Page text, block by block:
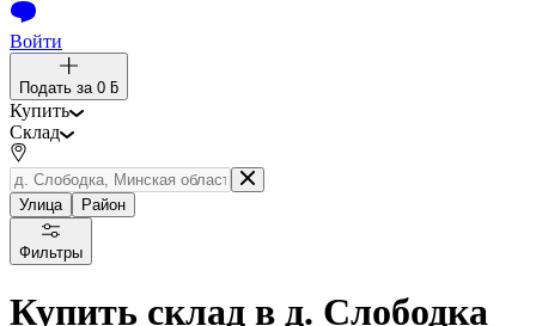
Войти
Подать за 0 ƃ
Купить
Склад
Улица Район
Фильтры
Купить склад в д. Слободка